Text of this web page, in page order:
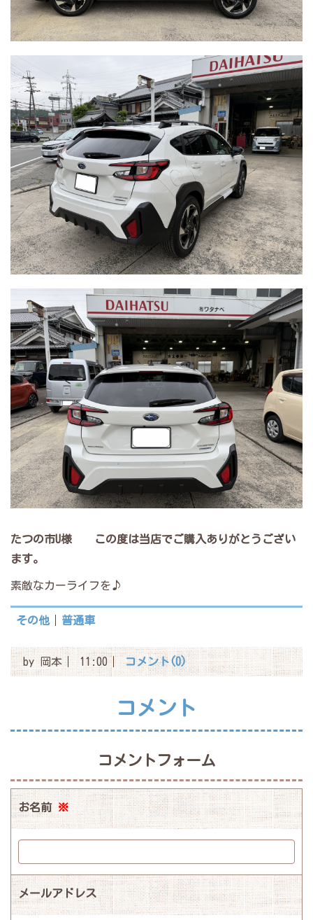
たつの市U様
この度は当店でご購入ありがとうござい
ます。
素敵なカーライフを♪
その他 普通車
by岡本 11:00 コメント(0)
コメント
コメントフォーム
お名前 ※
メールアドレス